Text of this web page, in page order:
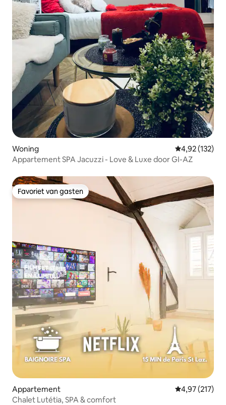
Woning Gemiddelde
4,92 (132)
Appartement SPA Jacuzzi - Love & Luxe door GI-AZ
Favoriet van gasten
Favoriet van gasten
Appartement Gemiddelde
4,97 (217)
Chalet Lutétia, SPA & comfort